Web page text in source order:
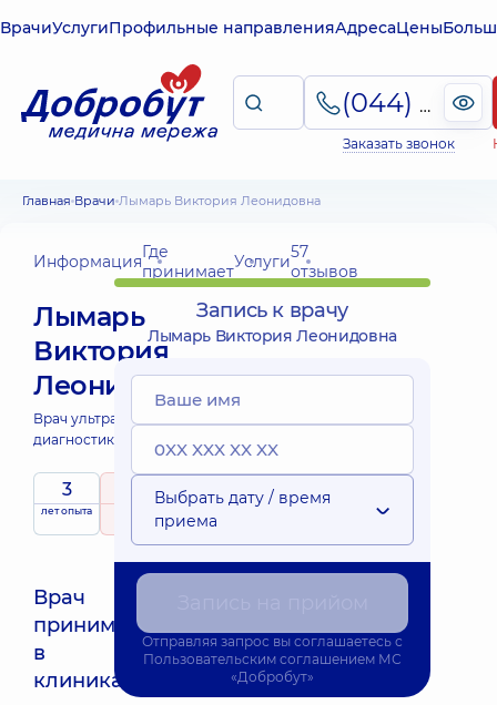
ВрачиУслугиПрофильные направленияАдресаЦены
(044) 495-2-888
Заказать звонок
Главная Врачи Лымарь Виктория Леонидовна
ИнформацияГде
принимаетУслуги57
отзывов
Лымарь
Виктория
Леонидовна
Врач ультразвуковой
диагностики;
3
лет опыта
4.9 / 5
на основе
57 отзывов
Врач
принимает
в
клиниках:
Ближайшее время приема: 11.08.2026 16:00
Запись к врачу
Лымарь Виктория Леонидовна
Выбрать дату / время
приема
Отправляя запрос вы соглашаетесь с
Пользовательским соглашением МС
«Добробут»